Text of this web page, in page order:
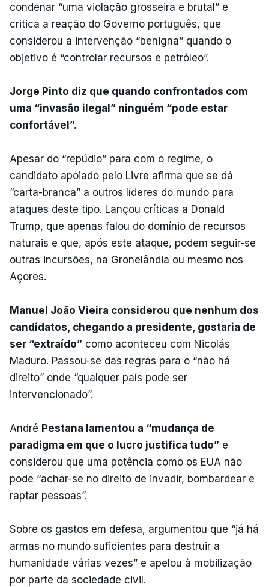
condenar “uma violação grosseira e brutal” e
critica a reação do Governo português, que
considerou a intervenção “benigna” quando o
objetivo é “controlar recursos e petróleo”.
Jorge Pinto diz que quando confrontados com
uma “invasão ilegal” ninguém “pode estar
confortável”.
Apesar do “repúdio” para com o regime, o
candidato apoiado pelo Livre afirma que se dá
“carta-branca” a outros líderes do mundo para
ataques deste tipo. Lançou críticas a Donald
Trump, que apenas falou do domínio de recursos
naturais e que, após este ataque, podem seguir-se
outras incursões, na Gronelândia ou mesmo nos
Açores.
Manuel João Vieira considerou que nenhum dos
candidatos, chegando a presidente, gostaria de
ser “extraído” como aconteceu com Nicolás
Maduro. Passou-se das regras para o “não há
direito” onde “qualquer país pode ser
intervencionado”.
André Pestana lamentou a “mudança de
paradigma em que o lucro justifica tudo” e
considerou que uma potência como os EUA não
pode “achar-se no direito de invadir, bombardear e
raptar pessoas”.
Sobre os gastos em defesa, argumentou que “já há
armas no mundo suficientes para destruir a
humanidade várias vezes” e apelou à mobilização
por parte da sociedade civil.